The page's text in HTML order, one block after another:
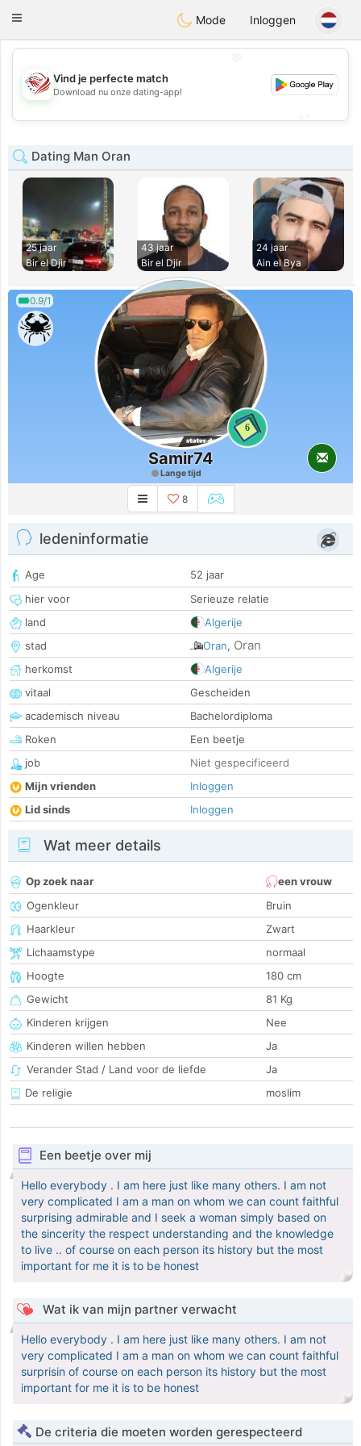
StatesDating
Toggle
Mode Inloggen
💖
💕
Vind je perfecte match
Download nu onze dating-app!
Dating Man Oran
25 jaar
Bir el Djir
43 jaar
Bir el Djir
24 jaar
Ain el Bya
0.9/1
6
Samir74
Lange tijd
8
ledeninformatie
Age
52 jaar
hier voor
Serieuze relatie
land
Algerije
stad
Oran, Oran
herkomst
Algerije
vitaal
Gescheiden
academisch niveau
Bachelordiploma
Roken
Een beetje
job
Niet gespecificeerd
Mijn vrienden
Inloggen
Lid sinds
Inloggen
Wat meer details
Op zoek naar
een vrouw
Ogenkleur
Bruin
Haarkleur
Zwart
Lichaamstype
normaal
Hoogte
180 cm
Gewicht
81 Kg
Kinderen krijgen
Nee
Kinderen willen hebben
Ja
Verander Stad / Land voor de liefde
Ja
De religie
moslim
Een beetje over mij
Hello everybody . I am here just like many others. I am not
very complicated I am a man on whom we can count faithful
surprising admirable and I seek a woman simply based on
the sincerity the respect understanding and the knowledge
to live .. of course on each person its history but the most
important for me it is to be honest
Wat ik van mijn partner verwacht
Hello everybody . I am here just like many others. I am not
very complicated I am a man on whom we can count faithful
surprisin of course on each person its history but the most
important for me it is to be honest
De criteria die moeten worden gerespecteerd